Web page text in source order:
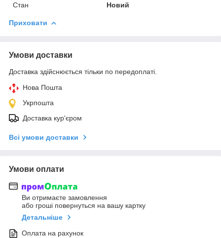
Стан Новий
Приховати
Умови доставки
Доставка здійснюється тільки по передоплаті.
Нова Пошта
Укрпошта
Доставка кур'єром
Всі умови доставки
Умови оплати
Ви отримаєте замовлення
або гроші повернуться на вашу картку
Детальніше
Оплата на рахунок